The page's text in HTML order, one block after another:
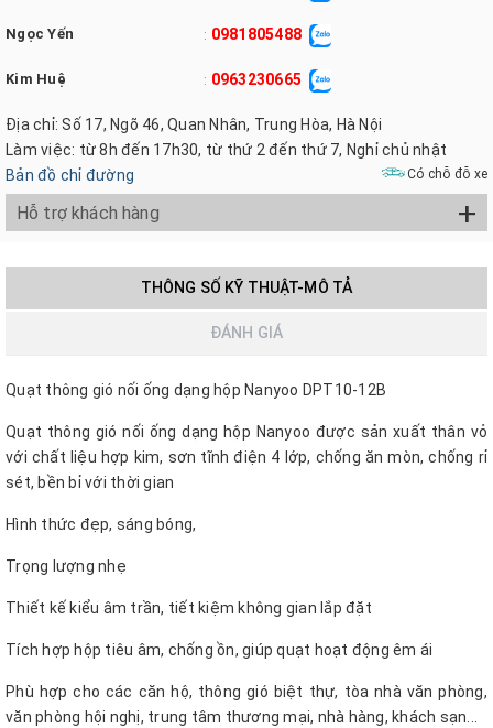
Ngọc Yến : 0981805488
Kim Huệ : 0963230665
Địa chỉ: Số 17, Ngõ 46, Quan Nhân, Trung Hòa, Hà Nội
Làm việc: từ 8h đến 17h30, từ thứ 2 đến thứ 7, Nghỉ chủ nhật
Bản đồ chỉ đường
Có chỗ đỗ xe
Hỗ trợ khách hàng +
THÔNG SỐ KỸ THUẬT-MÔ TẢ
ĐÁNH GIÁ
Quạt thông gió nối ống dạng hộp Nanyoo DPT10-12B
Quạt thông gió nối ống dạng hộp Nanyoo được sản xuất thân vỏ
với chất liệu hợp kim, sơn tĩnh điện 4 lớp, chống ăn mòn, chống rỉ
sét, bền bỉ với thời gian
Hình thức đẹp, sáng bóng,
Trọng lượng nhẹ
Thiết kế kiểu âm trần, tiết kiệm không gian lắp đặt
Tích hợp hộp tiêu âm, chống ồn, giúp quạt hoạt động êm ái
Phù hợp cho các căn hộ, thông gió biệt thự, tòa nhà văn phòng,
văn phòng hội nghị, trung tâm thương mại, nhà hàng, khách sạn...